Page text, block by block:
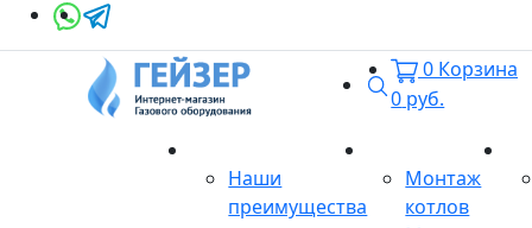
Поиск
0 Корзина
0 руб.
Наши
преимущества
Монтаж
котлов